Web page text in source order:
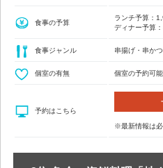
食事の予算
ランチ予算：
ディナー予算
食事ジャンル 串揚げ・串かつ
個室の有無 個室の予約可能
予約はこちら
※最新情報は必